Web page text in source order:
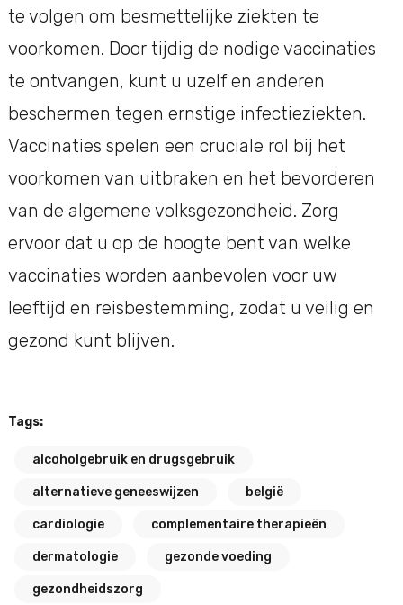
te volgen om besmettelijke ziekten te
voorkomen. Door tijdig de nodige vaccinaties
te ontvangen, kunt u uzelf en anderen
beschermen tegen ernstige infectieziekten.
Vaccinaties spelen een cruciale rol bij het
voorkomen van uitbraken en het bevorderen
van de algemene volksgezondheid. Zorg
ervoor dat u op de hoogte bent van welke
vaccinaties worden aanbevolen voor uw
leeftijd en reisbestemming, zodat u veilig en
gezond kunt blijven.
Tags:
alcoholgebruik en drugsgebruik
alternatieve geneeswijzen belgië
cardiologie complementaire therapieën
dermatologie gezonde voeding
gezondheidszorg